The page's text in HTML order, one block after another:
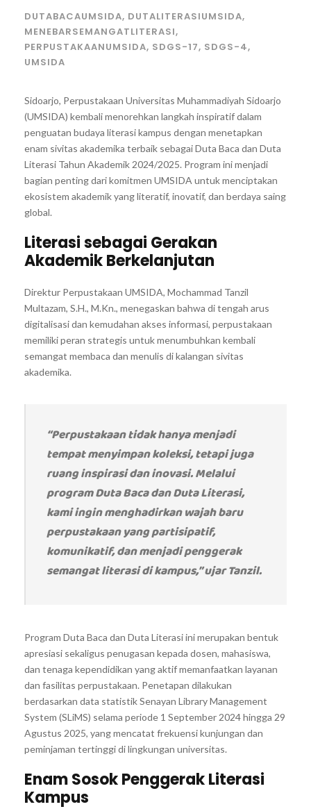
DUTABACAUMSIDA, DUTALITERASIUMSIDA,
MENEBARSEMANGATLITERASI,
PERPUSTAKAANUMSIDA, SDGS-17, SDGS-4,
UMSIDA
Sidoarjo, Perpustakaan Universitas Muhammadiyah Sidoarjo
(UMSIDA) kembali menorehkan langkah inspiratif dalam
penguatan budaya literasi kampus dengan menetapkan
enam sivitas akademika terbaik sebagai Duta Baca dan Duta
Literasi Tahun Akademik 2024/2025. Program ini menjadi
bagian penting dari komitmen UMSIDA untuk menciptakan
ekosistem akademik yang literatif, inovatif, dan berdaya saing
global.
Literasi sebagai Gerakan
Akademik Berkelanjutan
Direktur Perpustakaan UMSIDA, Mochammad Tanzil
Multazam, S.H., M.Kn., menegaskan bahwa di tengah arus
digitalisasi dan kemudahan akses informasi, perpustakaan
memiliki peran strategis untuk menumbuhkan kembali
semangat membaca dan menulis di kalangan sivitas
akademika.
“Perpustakaan tidak hanya menjadi
tempat menyimpan koleksi, tetapi juga
ruang inspirasi dan inovasi. Melalui
program Duta Baca dan Duta Literasi,
kami ingin menghadirkan wajah baru
perpustakaan yang partisipatif,
komunikatif, dan menjadi penggerak
semangat literasi di kampus,” ujar Tanzil.
Program Duta Baca dan Duta Literasi ini merupakan bentuk
apresiasi sekaligus penugasan kepada dosen, mahasiswa,
dan tenaga kependidikan yang aktif memanfaatkan layanan
dan fasilitas perpustakaan. Penetapan dilakukan
berdasarkan data statistik Senayan Library Management
System (SLiMS) selama periode 1 September 2024 hingga 29
Agustus 2025, yang mencatat frekuensi kunjungan dan
peminjaman tertinggi di lingkungan universitas.
Enam Sosok Penggerak Literasi
Kampus